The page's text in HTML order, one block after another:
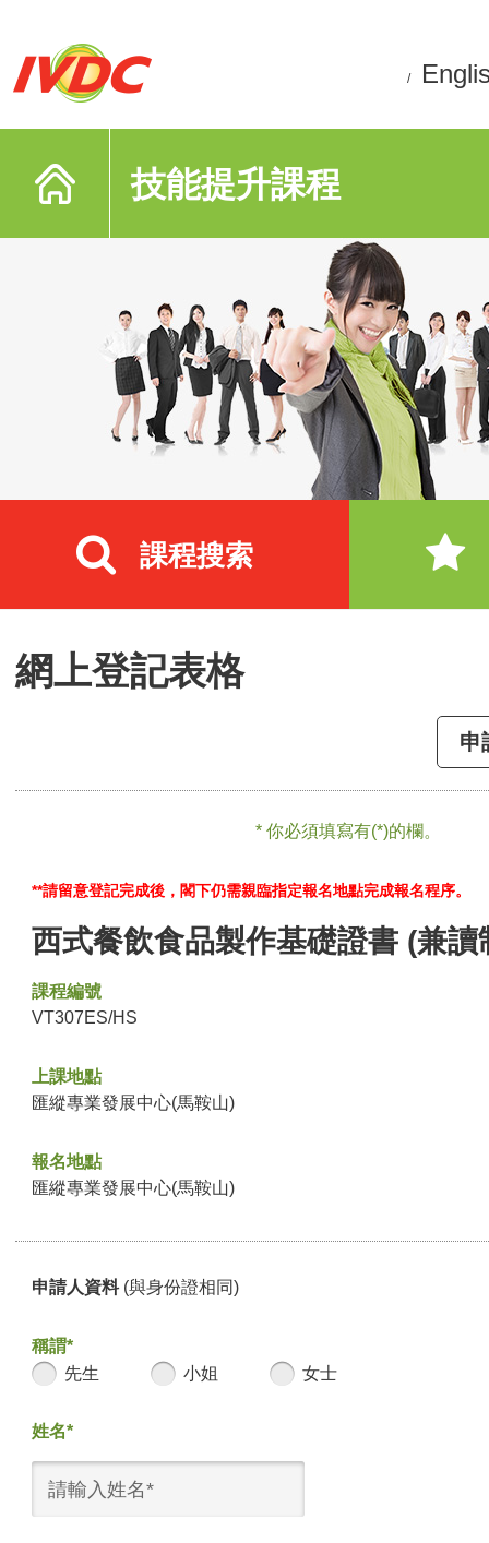
/
技能提升課程
課程搜索
網上登記表格
申
* 你必須填寫有(*)的欄。
**請留意登記完成後，閣下仍需親臨指定報名地點完成報名程序。
西式餐飲食品製作基礎證書 (兼讀
課程編號
VT307ES/HS
上課地點
匯縱專業發展中心(馬鞍山)
報名地點
匯縱專業發展中心(馬鞍山)
申請人資料 (與身份證相同)
稱謂*
先生
小姐 女士
姓名*